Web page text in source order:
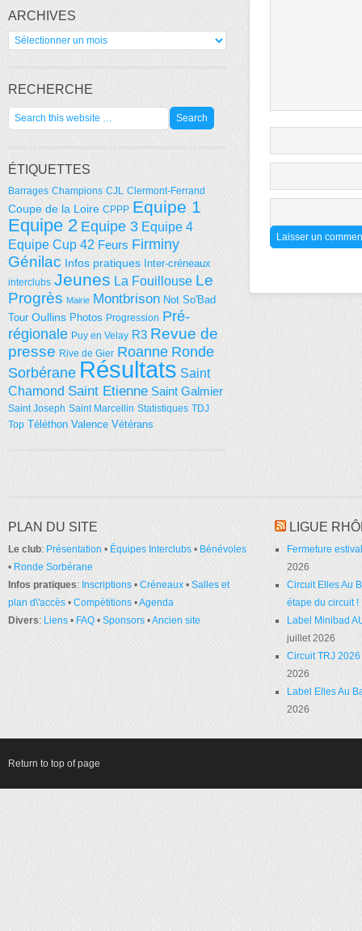
ARCHIVES
Archives
RECHERCHE
ÉTIQUETTES
Barrages Champions CJL Clermont-Ferrand
Coupe de la Loire CPPP Equipe 1
Equipe 2 Equipe 3 Equipe 4
Equipe Cup 42 Feurs Firminy
Génilac Infos pratiques Inter-créneaux
interclubs Jeunes La Fouillouse Le
Progrès Mairie Montbrison Not So'Bad
Tour Oullins Photos Progression Pré-
régionale Puy en Velay R3 Revue de
presse Rive de Gier Roanne Ronde
Sorbérane Résultats Saint
Chamond Saint Etienne Saint Galmier
Saint Joseph Saint Marcellin Statistiques TDJ
Top Téléthon Valence Vétérans
PLAN DU SITE
Le club: Présentation • Équipes Interclubs • Bénévoles
• Ronde Sorbérane
Infos pratiques: Inscriptions • Créneaux • Salles et
plan d\'accès • Compétitions •Agenda
Divers: Liens • FAQ • Sponsors •Ancien site
LIGUE
Fermeture
2026
Circuit Elles Au
étape du circuit !
Label Minibad
juillet 2026
Circuit TRJ
2026
Label Elles Au
2026
Return to top of page